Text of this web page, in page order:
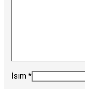
İsim *